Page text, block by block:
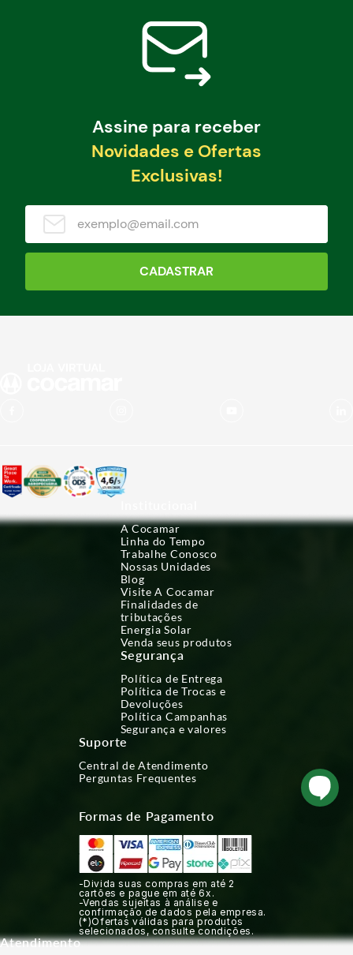
Assine para receber
Novidades e Ofertas
Exclusivas!
CADASTRAR
A Cocamar
Linha do Tempo
Trabalhe Conosco
Nossas Unidades
Blog
Visite A Cocamar
Finalidades de
tributações
Energia Solar
Venda seus produtos
Segurança
Política de Entrega
Política de Trocas e
Devoluções
Política Campanhas
Segurança e valores
Suporte
Central de Atendimento
Perguntas Frequentes
Formas de Pagamento
-Divida suas compras em até 2
cartões e pague em até 6x.
-Vendas sujeitas à análise e
confirmação de dados pela empresa.
(*)Ofertas válidas para produtos
selecionados, consulte condições.
Atendimento